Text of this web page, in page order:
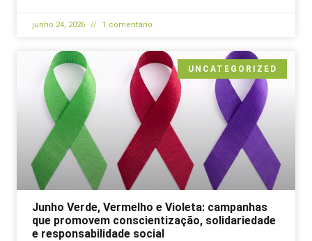
junho 24, 2026 1 comentário
UNCATEGORIZED
Junho Verde, Vermelho e Violeta: campanhas
que promovem conscientização, solidariedade
e responsabilidade social